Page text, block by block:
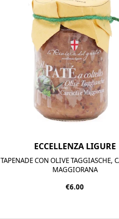
ECCELLENZA LIGURE
TAPENADE CON OLIVE TAGGIASCHE,
MAGGIORANA
€6.00